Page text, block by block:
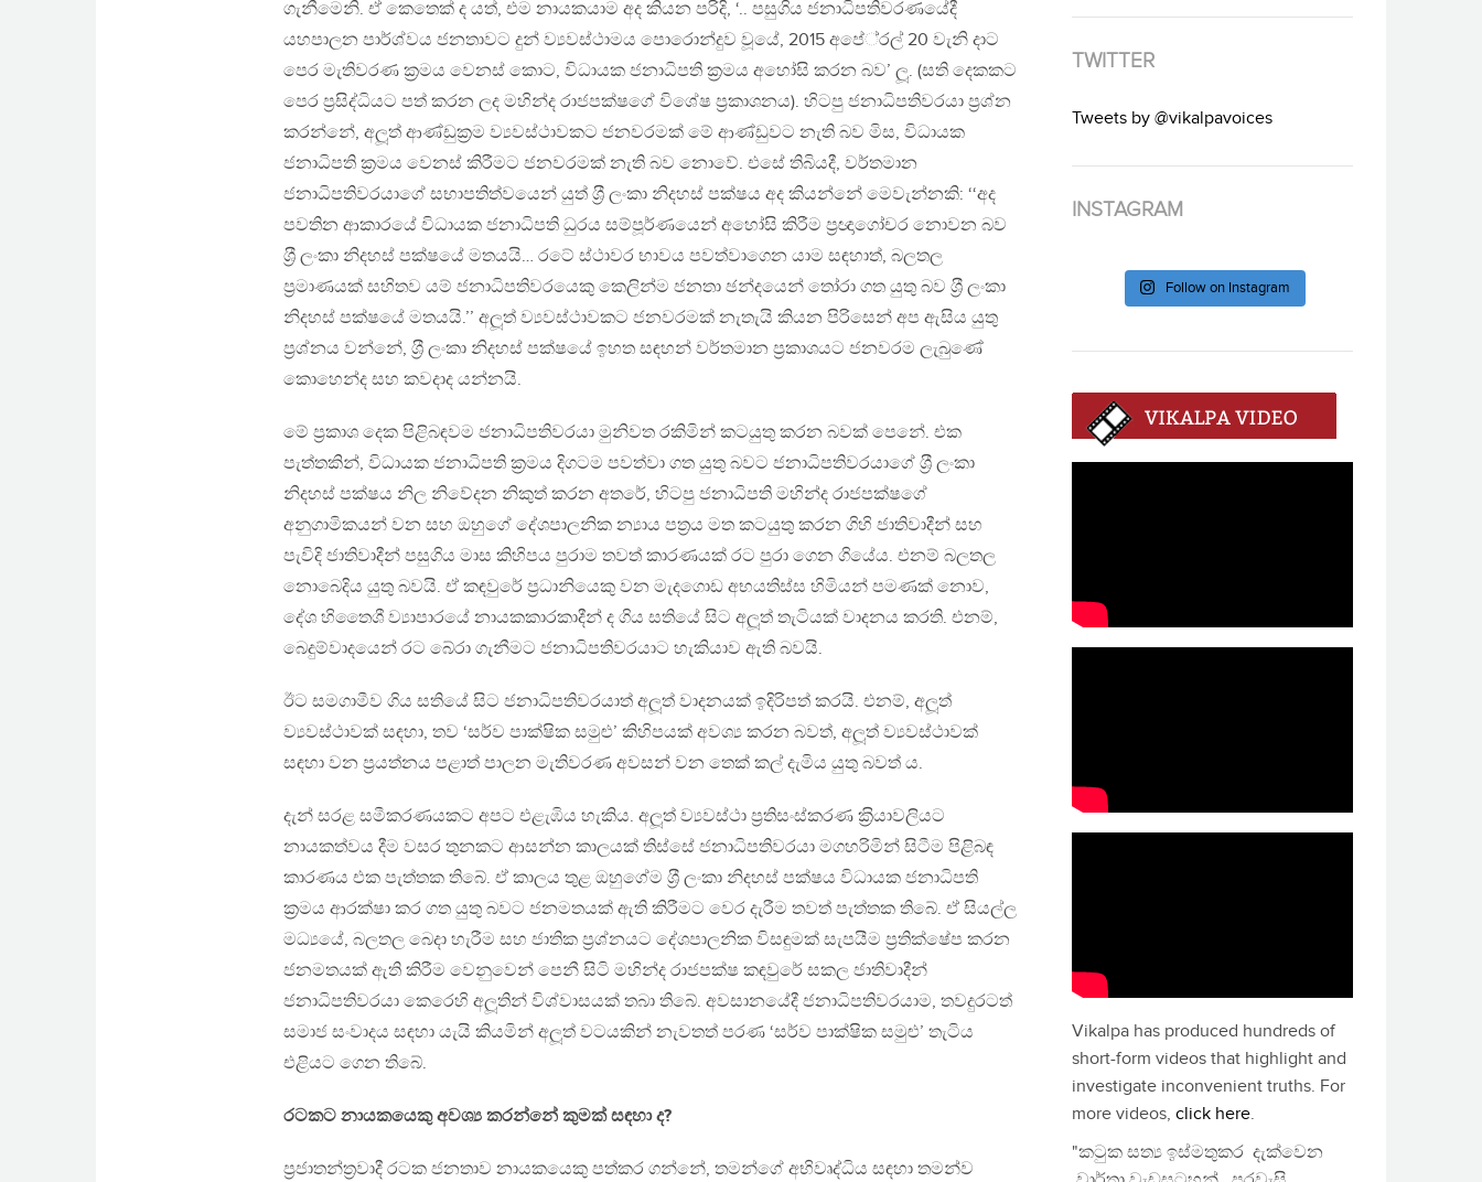
ගැනීමෙනි. ඒ කෙතෙක් ද යත්, එම නායකයාම අද කියන පරිදි, ‘.. පසුගිය ජනාධිපතිවරණයේදී
යහපාලන පාර්ශ්වය ජනතාවට දුන් ව්‍යවස්ථාමය පොරොන්දුව වූයේ, 2015 අපේ‍්‍රල් 20 වැනි දාට
පෙර මැතිවරණ ක‍්‍රමය වෙනස් කොට, විධායක ජනාධිපති ක‍්‍රමය අහෝසි කරන බව’ ලූ. (සති දෙකකට
පෙර ප‍්‍රසිද්ධියට පත් කරන ලද මහින්ද රාජපක්ෂගේ විශේෂ ප‍්‍රකාශනය). හිටපු ජනාධිපතිවරයා ප‍්‍රශ්න
කරන්නේ, අලූත් ආණ්ඩුක‍්‍රම ව්‍යවස්ථාවකට ජනවරමක් මේ ආණ්ඩුවට නැති බව මිස, විධායක
ජනාධිපති ක‍්‍රමය වෙනස් කිරීමට ජනවරමක් නැති බව නොවේ. එසේ තිබියදී, වර්තමාන
ජනාධිපතිවරයාගේ සභාපතිත්වයෙන් යුත් ශ‍්‍රී ලංකා නිදහස් පක්ෂය අද කියන්නේ මෙවැන්නකි: ‘‘අද
පවතින ආකාරයේ විධායක ජනාධිපති ධුරය සම්පූර්ණයෙන් අහෝසි කිරීම ප‍්‍රඥාගෝචර නොවන බව
ශ‍්‍රී ලංකා නිදහස් පක්ෂයේ මතයයි… රටේ ස්ථාවර භාවය පවත්වාගෙන යාම සඳහාත්, බලතල
ප‍්‍රමාණයක් සහිතව යම් ජනාධිපතිවරයෙකු කෙලින්ම ජනතා ඡන්දයෙන් තෝරා ගත යුතු බව ශ‍්‍රී ලංකා
නිදහස් පක්ෂයේ මතයයි.’’ අලූත් ව්‍යවස්ථාවකට ජනවරමක් නැතැයි කියන පිරිසෙන් අප ඇසිය යුතු
ප‍්‍රශ්නය වන්නේ, ශ‍්‍රී ලංකා නිදහස් පක්ෂයේ ඉහත සඳහන් වර්තමාන ප‍්‍රකාශයට ජනවරම ලැබුණේ
කොහෙන්ද සහ කවදාද යන්නයි.
මේ ප‍්‍රකාශ දෙක පිළිබඳවම ජනාධිපතිවරයා මුනිවත රකිමින් කටයුතු කරන බවක් පෙනේ. එක
පැත්තකින්, විධායක ජනාධිපති ක‍්‍රමය දිගටම පවත්වා ගත යුතු බවට ජනාධිපතිවරයාගේ ශ‍්‍රී ලංකා
නිදහස් පක්ෂය නිල නිවේදන නිකුත් කරන අතරේ, හිටපු ජනාධිපති මහින්ද රාජපක්ෂගේ
අනුගාමිකයන් වන සහ ඔහුගේ දේශපාලනික න්‍යාය පත‍්‍රය මත කටයුතු කරන ගිහි ජාතිවාදීන් සහ
පැවිදි ජාතිවාදීන් පසුගිය මාස කිහිපය පුරාම තවත් කාරණයක් රට පුරා ගෙන ගියේය. එනම් බලතල
නොබෙදිය යුතු බවයි. ඒ කඳවුරේ ප‍්‍රධානියෙකු වන මැදගොඩ අභයතිස්ස හිමියන් පමණක් නොව,
දේශ හිතෛශී ව්‍යාපාරයේ නායකකාරකාදීන් ද ගිය සතියේ සිට අලූත් තැටියක් වාදනය කරති. එනම්,
බෙදුම්වාදයෙන් රට බේරා ගැනීමට ජනාධිපතිවරයාට හැකියාව ඇති බවයි.
ඊට සමගාමීව ගිය සතියේ සිට ජනාධිපතිවරයාත් අලූත් වාදනයක් ඉදිරිපත් කරයි. එනම්, අලූත්
ව්‍යවස්ථාවක් සඳහා, තව ‘සර්ව පාක්ෂික සමුළු’ කිහිපයක් අවශ්‍ය කරන බවත්, අලූත් ව්‍යවස්ථාවක්
සඳහා වන ප‍්‍රයත්නය පළාත් පාලන මැතිවරණ අවසන් වන තෙක් කල් දැමිය යුතු බවත් ය.
දැන් සරළ සමීකරණයකට අපට එළැඹිය හැකිය. අලූත් ව්‍යවස්ථා ප‍්‍රතිසංස්කරණ ක‍්‍රියාවලියට
නායකත්වය දීම වසර තුනකට ආසන්න කාලයක් තිස්සේ ජනාධිපතිවරයා මගහරිමින් සිටීම පිළිබඳ
කාරණය එක පැත්තක තිබේ. ඒ කාලය තුළ ඔහුගේම ශ‍්‍රී ලංකා නිදහස් පක්ෂය විධායක ජනාධිපති
ක‍්‍රමය ආරක්ෂා කර ගත යුතු බවට ජනමතයක් ඇති කිරීමට වෙර දැරීම තවත් පැත්තක තිබේ. ඒ සියල්ල
මධ්‍යයේ, බලතල බෙදා හැරීම සහ ජාතික ප‍්‍රශ්නයට දේශපාලනික විසඳුමක් සැපයීම ප‍්‍රතික්ෂේප කරන
ජනමතයක් ඇති කිරීම වෙනුවෙන් පෙනී සිටි මහින්ද රාජපක්ෂ කඳවුරේ සකල ජාතිවාදීන්
ජනාධිපතිවරයා කෙරෙහි අලූතින් විශ්වාසයක් තබා තිබේ. අවසානයේදී ජනාධිපතිවරයාම, තවදුරටත්
සමාජ සංවාදය සඳහා යැයි කියමින් අලූත් වටයකින් නැවතත් පරණ ‘සර්ව පාක්ෂික සමුළු’ තැටිය
එළියට ගෙන තිබේ.
රටකට නායකයෙකු අවශ්‍ය කරන්නේ කුමක් සඳහා ද?
ප‍්‍රජාතන්ත‍්‍රවාදී රටක ජනතාව නායකයෙකු පත්කර ගන්නේ, තමන්ගේ අභිවෘද්ධිය සඳහා තමන්ව
TWITTER
Tweets by @vikalpavoices
INSTAGRAM
Follow on Instagram
Vikalpa has produced hundreds of
short-form videos that highlight and
investigate inconvenient truths. For
more videos, click here.
"කටුක සත්‍ය ඉස්මතුකර දැක්වෙන